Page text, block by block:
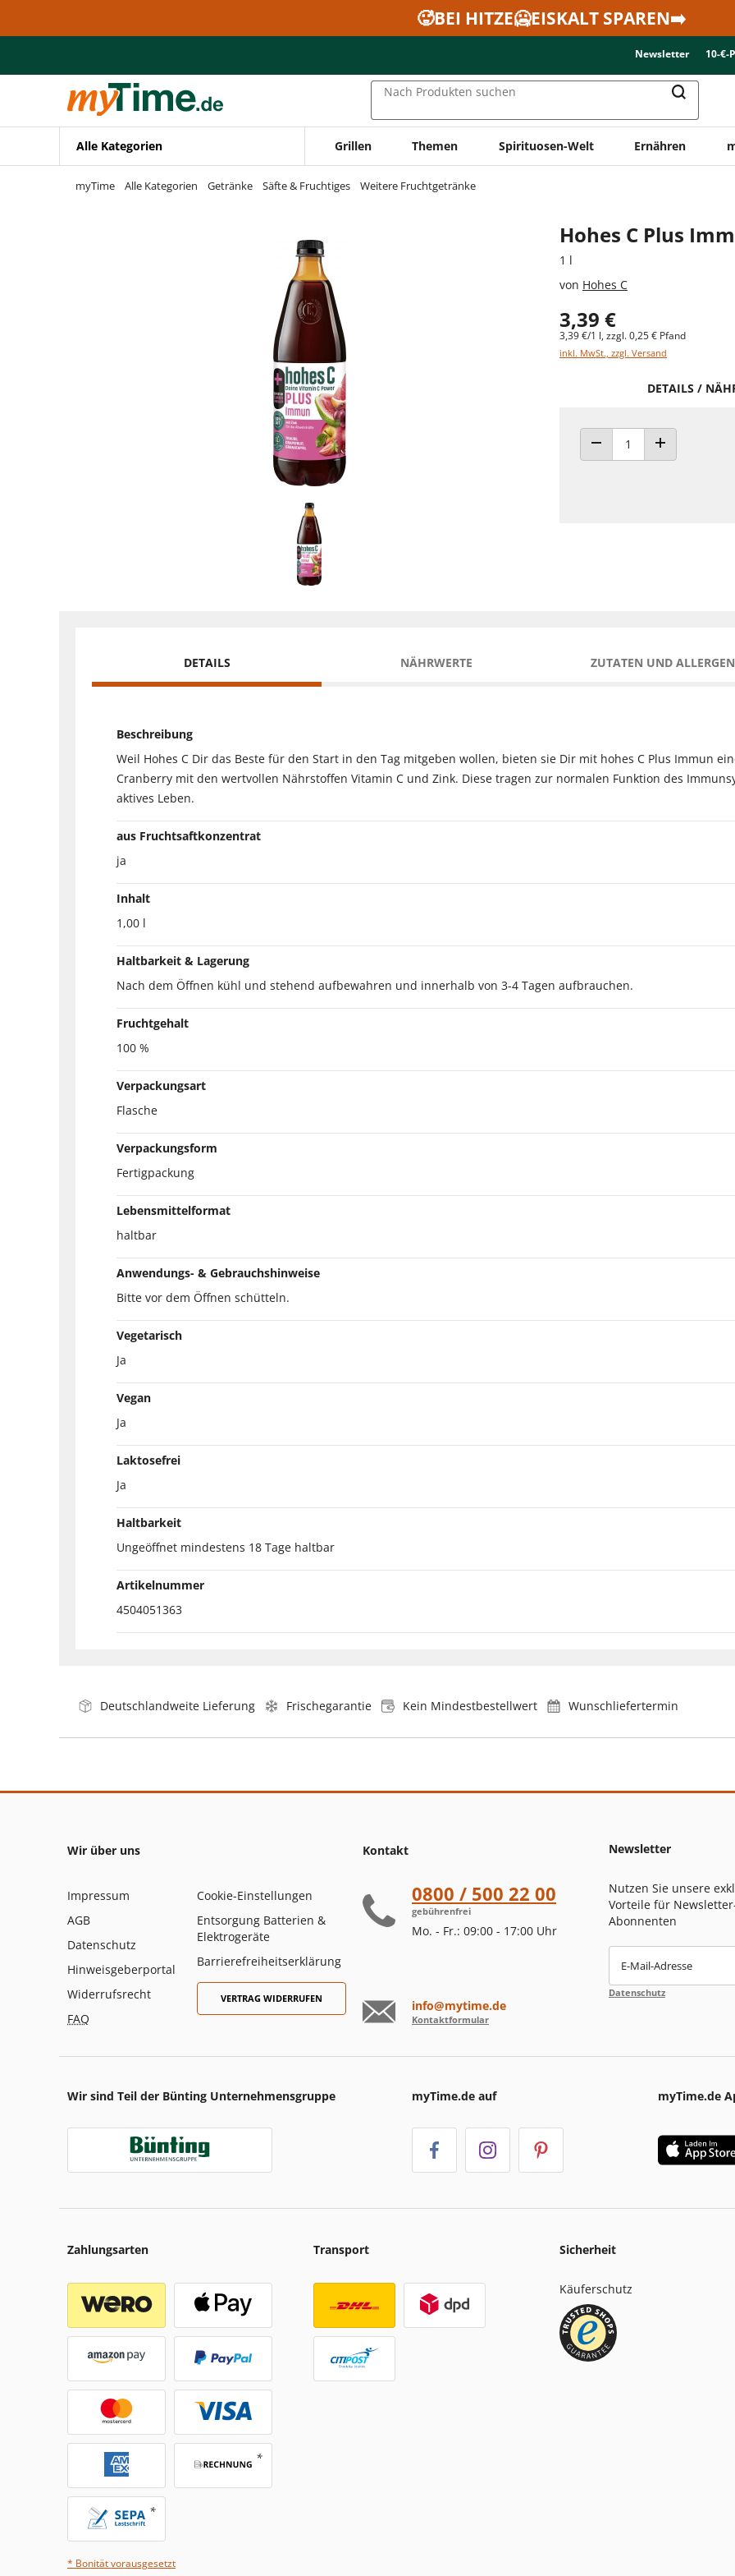
Zur Navigation springen
🥵BEI HITZE🥶EISKALT SPAREN➡️
Newsletter 10-€-
Nach Produkten suchen
Alle Kategorien Grillen Themen Spirituosen-Welt Ernähren
myTime Alle Kategorien Getränke Säfte & Fruchtiges Weitere Fruchtgetränke
Hohes C Plus
1 l
von Hohes C
3,39 €
3,39 €/1 l, zzgl. 0,25 € Pfand
inkl. MwSt., zzgl. Versand
DETAILS /
ANZAHL VERRINGERN
ANZAHL
DETAILS NÄHRWERTE ZUTATEN UND
Beschreibung
Weil Hohes C Dir das Beste für den Start in den Tag mitgeben wollen, bieten sie Dir mit hohes C Plus Immun
Cranberry mit den wertvollen Nährstoffen Vitamin C und Zink. Diese tragen zur normalen Funktion des
aktives Leben.
aus Fruchtsaftkonzentrat
ja
Inhalt
1,00 l
Haltbarkeit & Lagerung
Nach dem Öffnen kühl und stehend aufbewahren und innerhalb von 3-4 Tagen aufbrauchen.
Fruchtgehalt
100 %
Verpackungsart
Flasche
Verpackungsform
Fertigpackung
Lebensmittelformat
haltbar
Anwendungs- & Gebrauchshinweise
Bitte vor dem Öffnen schütteln.
Vegetarisch
Ja
Vegan
Ja
Laktosefrei
Ja
Haltbarkeit
Ungeöffnet mindestens 18 Tage haltbar
Artikelnummer
4504051363
Deutschlandweite Lieferung Frischegarantie Kein Mindestbestellwert Wunschliefertermin
Wir über uns
Impressum
AGB
Datenschutz
Hinweisgeberportal
Widerrufsrecht
FAQ
Cookie-Einstellungen
Entsorgung Batterien &
Elektrogeräte
Barrierefreiheitserklärung
VERTRAG WIDERRUFEN
Kontakt
0800 / 500 22 00
gebührenfrei
Mo. - Fr.: 09:00 - 17:00 Uhr
info@mytime.de
Kontaktformular
Newsletter
Nutzen Sie unsere
Vorteile für
Abonnenten
E-Mail-Adresse
Datenschutz
Wir sind Teil der Bünting Unternehmensgruppe myTime.de auf myTime.de
Zahlungsarten
* Bonität vorausgesetzt
Transport Sicherheit
Käuferschutz